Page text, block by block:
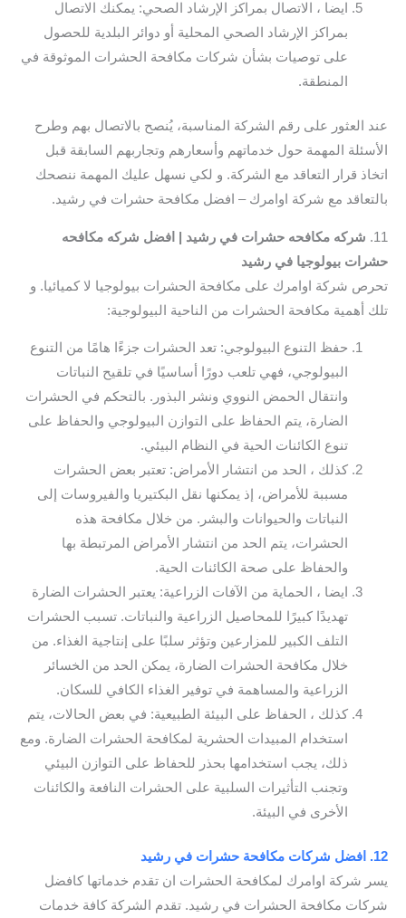
ايضا ، الاتصال بمراكز الإرشاد الصحي: يمكنك الاتصال
بمراكز الإرشاد الصحي المحلية أو دوائر البلدية للحصول
على توصيات بشأن شركات مكافحة الحشرات الموثوقة في
المنطقة.
عند العثور على رقم الشركة المناسبة، يُنصح بالاتصال بهم وطرح
الأسئلة المهمة حول خدماتهم وأسعارهم وتجاربهم السابقة قبل
اتخاذ قرار التعاقد مع الشركة. و لكي نسهل عليك المهمة ننصحك
بالتعاقد مع شركة اوامرك – افضل مكافحة حشرات في رشيد.
11.
شركه مكافحه حشرات في رشيد | افضل شركه مكافحه
حشرات بيولوجيا في رشيد
تحرص شركة اوامرك على مكافحة الحشرات بيولوجيا لا كميائيا. و
تلك أهمية مكافحة الحشرات من الناحية البيولوجية:
حفظ التنوع البيولوجي: تعد الحشرات جزءًا هامًا من التنوع
البيولوجي، فهي تلعب دورًا أساسيًا في تلقيح النباتات
وانتقال الحمض النووي ونشر البذور. بالتحكم في الحشرات
الضارة، يتم الحفاظ على التوازن البيولوجي والحفاظ على
تنوع الكائنات الحية في النظام البيئي.
كذلك ، الحد من انتشار الأمراض: تعتبر بعض الحشرات
مسببة للأمراض، إذ يمكنها نقل البكتيريا والفيروسات إلى
النباتات والحيوانات والبشر. من خلال مكافحة هذه
الحشرات، يتم الحد من انتشار الأمراض المرتبطة بها
والحفاظ على صحة الكائنات الحية.
ايضا ، الحماية من الآفات الزراعية: يعتبر الحشرات الضارة
تهديدًا كبيرًا للمحاصيل الزراعية والنباتات. تسبب الحشرات
التلف الكبير للمزارعين وتؤثر سلبًا على إنتاجية الغذاء. من
خلال مكافحة الحشرات الضارة، يمكن الحد من الخسائر
الزراعية والمساهمة في توفير الغذاء الكافي للسكان.
كذلك ، الحفاظ على البيئة الطبيعية: في بعض الحالات، يتم
استخدام المبيدات الحشرية لمكافحة الحشرات الضارة. ومع
ذلك، يجب استخدامها بحذر للحفاظ على التوازن البيئي
وتجنب التأثيرات السلبية على الحشرات النافعة والكائنات
الأخرى في البيئة.
12. افضل شركات مكافحة حشرات في رشيد
يسر شركة اوامرك لمكافحة الحشرات ان تقدم خدماتها كافضل
شركات مكافحة الحشرات في رشيد. تقدم الشركة كافة خدمات